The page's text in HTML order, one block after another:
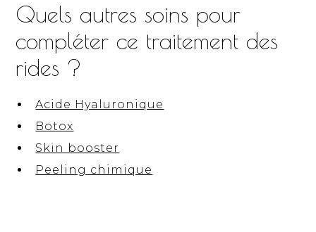
Quels autres soins pour
compléter ce traitement des
rides ?
Acide Hyaluronique
Botox
Skin booster
Peeling chimique